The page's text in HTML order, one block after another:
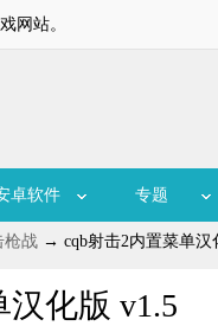
网站。
卓软件 专题
枪战 → cqb射击2内置菜单汉
汉化版 v1.5